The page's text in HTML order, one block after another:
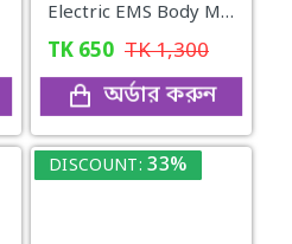
Electric EMS Body Massager Mat/Pad - Neck & Back Therapy
TK 650 TK1,300
অর্ডার করুন
DISCOUNT: 33%